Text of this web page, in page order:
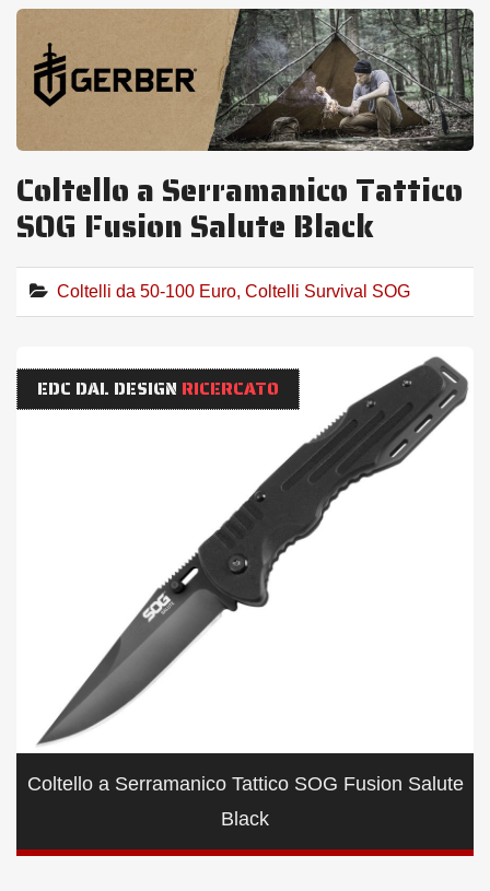
Coltello a Serramanico Tattico
SOG Fusion Salute Black
Coltelli da 50-100 Euro, Coltelli Survival SOG
EDC DAL DESIGN RICERCATO
Coltello a Serramanico Tattico SOG Fusion Salute
Black